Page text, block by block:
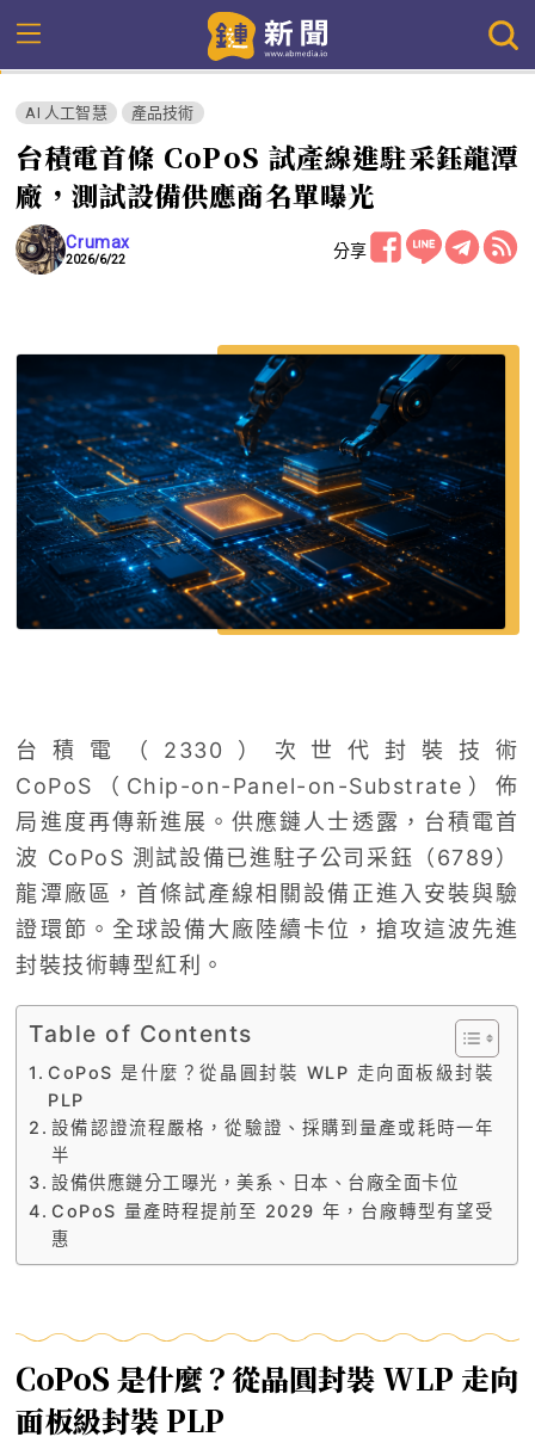
AI 人工智慧 產品技術
台積電首條 CoPoS 試產線進駐采鈺龍潭
廠，測試設備供應商名單曝光
Crumax
2026/6/22 分享
台積電（2330）次世代封裝技術
CoPoS（Chip-on-Panel-on-Substrate）佈
局進度再傳新進展。供應鏈人士透露，台積電首
波 CoPoS 測試設備已進駐子公司采鈺（6789）
龍潭廠區，首條試產線相關設備正進入安裝與驗
證環節。全球設備大廠陸續卡位，搶攻這波先進
封裝技術轉型紅利。
Table of Contents
CoPoS 是什麼？從晶圓封裝 WLP 走向面板級封裝
PLP
設備認證流程嚴格，從驗證、採購到量產或耗時一年
半
設備供應鏈分工曝光，美系、日本、台廠全面卡位
CoPoS 量產時程提前至 2029 年，台廠轉型有望受
惠
CoPoS 是什麼？從晶圓封裝 WLP 走向
面板級封裝 PLP